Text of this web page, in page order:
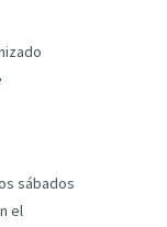
sábados
el